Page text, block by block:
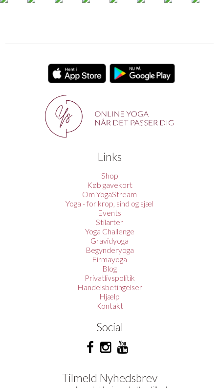
Links
Shop
Køb gavekort
Om YogaStream
Yoga - for krop, sind og sjæl
Events
Stilarter
Yoga Challenge
Gravidyoga
Begynderyoga
Firmayoga
Blog
Privatlivspolitik
Handelsbetingelser
Hjælp
Kontakt
Social
Tilmeld Nyhedsbrev